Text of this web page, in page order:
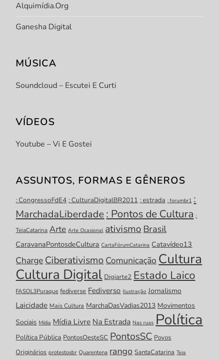
Alquimídia.org
Ganesha Digital
MÚSICA
Soundcloud – Escutei E Curti
VÍDEOS
Youtube – Vi E Gostei
ASSUNTOS, FORMAS E GÊNEROS
: CongressoFdE4 : CulturaDigitalBR2011 : estrada : forumbr1 :
MarchadaLiberdade : Pontos de Cultura :
TeiaCatarina Arte Arte Ocasional ativismo Brasil
CaravanaPontosdeCultura CartaFórumCatarina Catavídeo13
Charge Ciberativismo Comunicação Cultura
Cultura Digital Digiarte2 Estado Laico
FASOL3Puraque fediverse Fediverso Ilustração Jornalismo
Laicidade Mais Cultura MarchaDasVadias2013 Movimentos
Sociais Mídia Mídia Livre Na Estrada Nas ruas Política
Política Pública PontosOesteSC PontosSC Povos
Originários protestosbr Quarentena rango SantaCatarina Teia